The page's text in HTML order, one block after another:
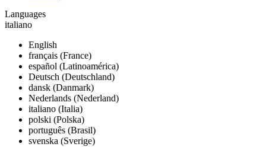
Languages
italiano
English
français (France)
español (Latinoamérica)
Deutsch (Deutschland)
dansk (Danmark)
Nederlands (Nederland)
italiano (Italia)
polski (Polska)
português (Brasil)
svenska (Sverige)